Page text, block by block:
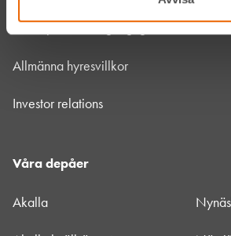
Webbplatsens tillgänglighet
Allmänna hyresvillkor
Investor relations
Våra depåer
Akalla